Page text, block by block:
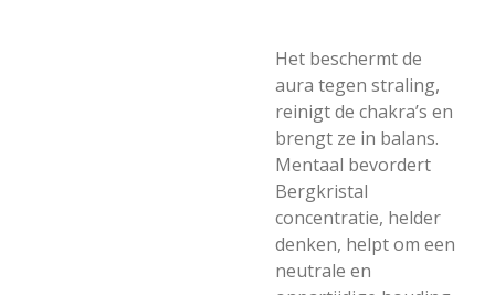
Het beschermt de
aura tegen straling,
reinigt de chakra’s en
brengt ze in balans.
Mentaal bevordert
Bergkristal
concentratie, helder
denken, helpt om een
neutrale en